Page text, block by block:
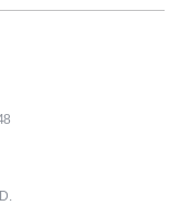
169|End Timer : 4.101563E-